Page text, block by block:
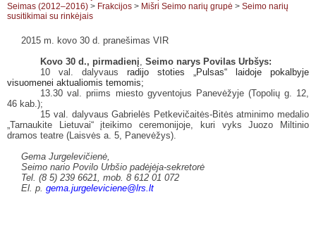
Seimas (2012–2016) > Frakcijos > Mišri Seimo narių grupė > Seimo narių
susitikimai su rinkėjais
2015 m. kovo 30 d. pranešimas VIR
Kovo 30 d., pirmadienį,Seimo narys Povilas Urbšys:
10 val. dalyvausradijo stoties „Pulsas“ laidoje pokalbyje
visuomenei aktualiomis temomis;
13.30 val. priims miesto gyventojus Panevėžyje (Topolių g. 12,
46 kab.);
15 val. dalyvaus Gabrielės Petkevičaitės-Bitės atminimo medalio
„Tarnaukite Lietuvai“ įteikimo ceremonijoje, kuri vyks Juozo Miltinio
dramos teatre (Laisvės a. 5, Panevėžys).
Gema Jurgelevičienė,
Seimo nario Povilo Urbšio padėjėja-sekretorė
Tel. (8 5) 239 6621, mob. 8 612 01 072
El. p. gema.jurgeleviciene@lrs.lt